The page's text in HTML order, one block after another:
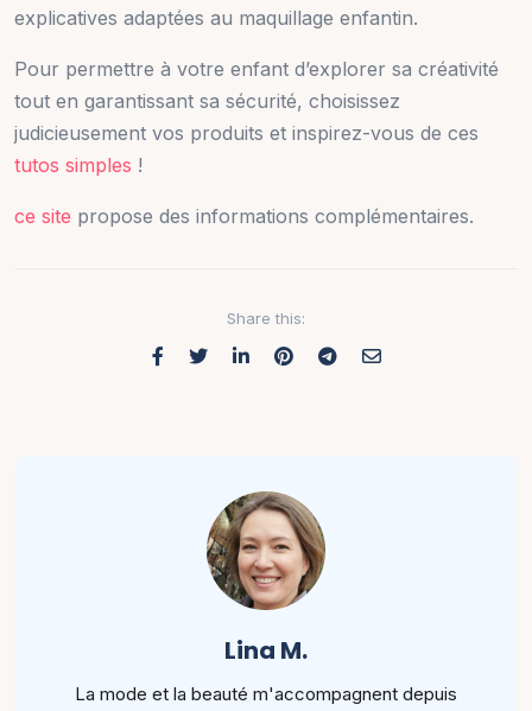
explicatives adaptées au maquillage enfantin.
Pour permettre à votre enfant d’explorer sa créativité
tout en garantissant sa sécurité, choisissez
judicieusement vos produits et inspirez-vous de ces
tutos simples !
ce site propose des informations complémentaires.
Share this:
Lina M.
La mode et la beauté m'accompagnent depuis